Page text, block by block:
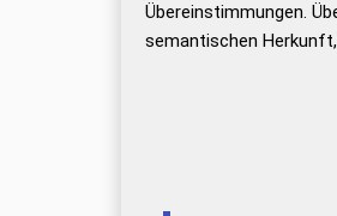
Übereinstimmungen.
semantischen